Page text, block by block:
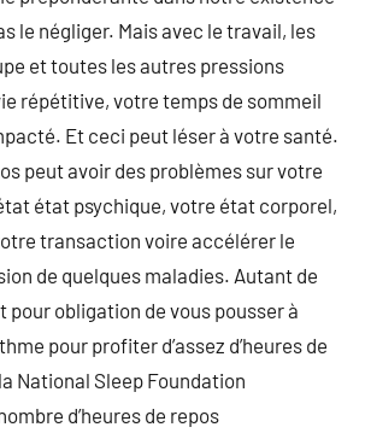
le négliger. Mais avec le travail, les
et toutes les autres pressions
répétitive, votre temps de sommeil
Et ceci peut léser à votre santé.
peut avoir des problèmes sur votre
état psychique, votre état corporel,
transaction voire accélérer le
de quelques maladies. Autant de
pour obligation de vous pousser à
pour profiter d’assez d’heures de
National Sleep Foundation
d’heures de repos